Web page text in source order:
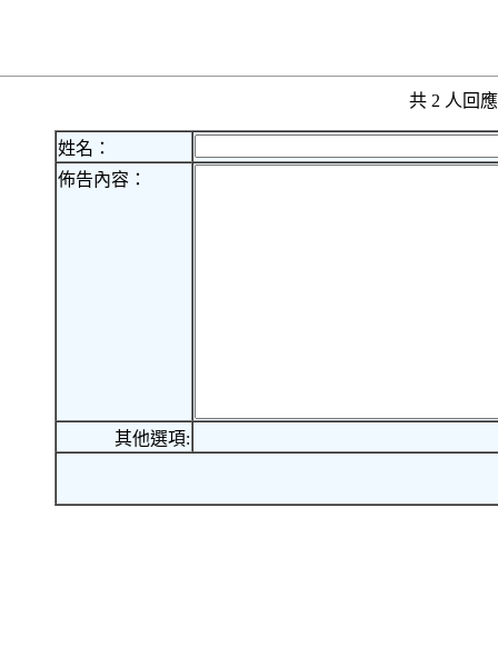
共 2 人回
姓名：
佈告內容：
其他選項: